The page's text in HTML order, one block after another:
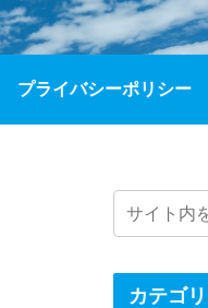
プライバシーポリシー
カテゴ